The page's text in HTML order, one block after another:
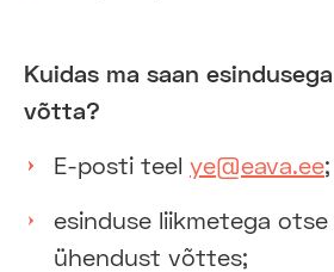
Kuidas ma saan
võtta?
E-posti teel ye@eava.ee;
esinduse liikmetega
ühendust võttes;